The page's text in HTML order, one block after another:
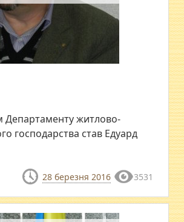
Департаменту житлово-
господарства став Едуард
28 березня 2016 3531